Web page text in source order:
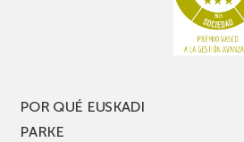
POR QUÉ EUSKADI
PARKE